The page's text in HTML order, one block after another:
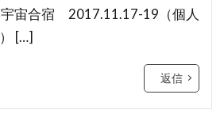
宙合宿 2017.11.17-19（個人
[…]
返信